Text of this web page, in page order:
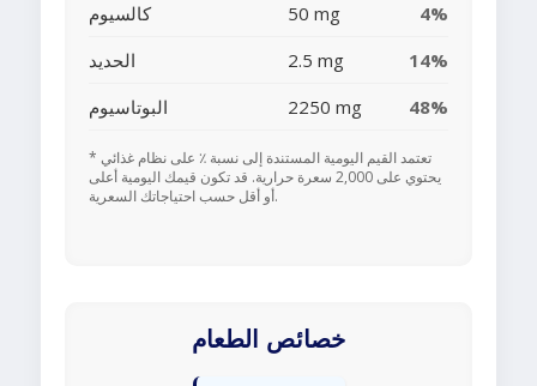
كالسيوم
50 mg
4%
الحديد
2.5 mg
14%
البوتاسيوم
2250 mg 48%
* تعتمد القيم اليومية المستندة إلى نسبة ٪ على نظام غذائي
يحتوي على 2,000 سعرة حرارية. قد تكون قيمك اليومية أعلى
أو أقل حسب احتياجاتك السعرية.
خصائص الطعام